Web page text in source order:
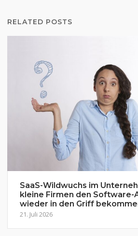
RELATED POSTS
SaaS-Wildwuchs im
kleine Firmen den Software-
wieder in den Griff
21. Juli 2026